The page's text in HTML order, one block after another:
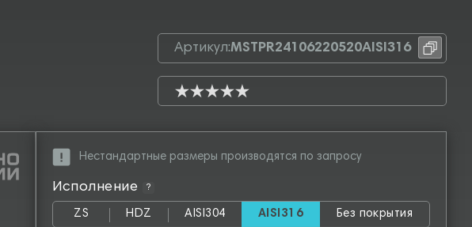
Артикул:MSTPR24106220520AISI316
Нестандартные размеры производятся по запросу
Исполнение ?
ZS HDZ AISI304 AISI316 Без покрытия